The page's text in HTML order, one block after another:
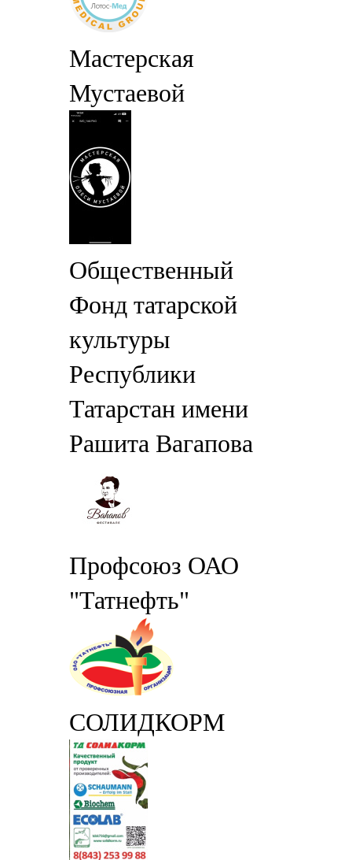
Мастерская
Мустаевой
Общественный
Фонд татарской
культуры
Республики
Татарстан имени
Рашита Вагапова
Профсоюз ОАО
"Татнефть"
СОЛИДКОРМ